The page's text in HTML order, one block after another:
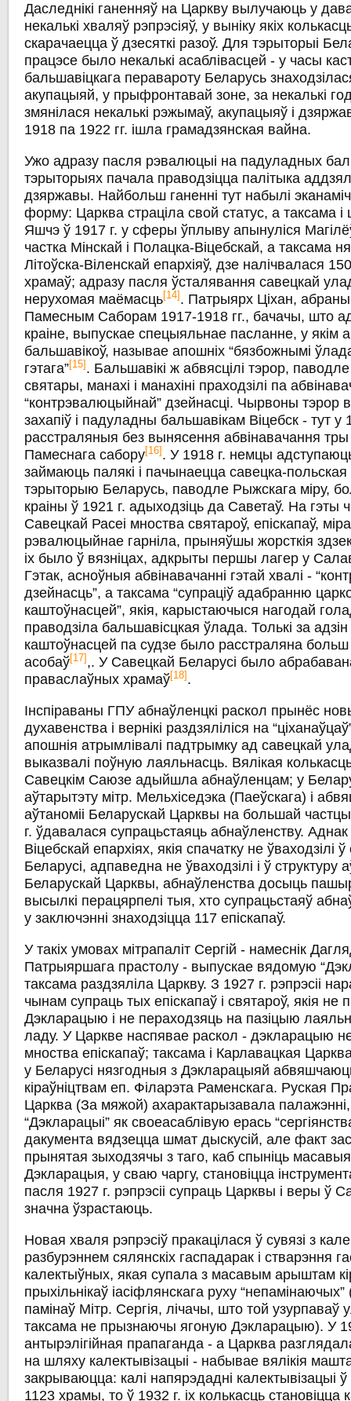
Даследнікі ганенняў на Царкву вылучаюць у
некалькі хваляў рэпрэсіяў, у выніку якіх
скарачаецца ў дзесяткі разоў. Для тэрыторыі
працэсе было некалькі асаблівасцей - у часы
бальшавіцкага перавароту Беларусь
акупацыяй, у прыфронтавай зоне, за некалькі
змянілася некалькі рэжымаў, акупацыяў і
1918 па 1922 гг. ішла грамадзянская вайна.
Ужо адразу пасля рэвалюцыі на падуладных
тэрыторыях пачала праводзіцца палітыка
дзяржавы. Найбольш ганенні тут набылі
форму: Царква страціла свой статус, а таксама
Яшчэ ў 1917 г. у сферы ўплыву апынуліся
частка Мінскай і Полацка-Віцебскай, а таксама
Літоўска-Віленскай епархіяў, дзе налічвалася
храмаў; адразу пасля ўсталявання савецкай
нерухомая маёмасць[14] . Патрыярх Ціхан,
Памесным Саборам 1917-1918 гг., бачачы, што
краіне, выпускае спецыяльнае пасланне, у якім
бальшавікоў, называе апошніх “бязбожнымі
гэтага”[15] . Бальшавікі ж абвясцілі тэрор,
святары, манахі і манахіні праходзілі па
“контрэвалюцыйнай” дзейнасці. Чырвоны тэрор
захапіў і падуладны бальшавікам Віцебск - тут у
расстраляныя без вынясення абвінавачання
Памеснага сабору[16] . У 1918 г. немцы
займаюць палякі і пачынаецца савецка-
тэрыторыю Беларусь, паводле Рыжскага міру,
краіны ў 1921 г. адыходзіць да Саветаў. На гэты
Савецкай Расеі мноства святароў, епіскапаў,
рэвалюцыйнае гарніла, прыняўшы жорсткія
іх было ў вязніцах, адкрыты першы лагер у
Гэтак, асноўныя абвінавачанні гэтай хвалі -
дзейнасць”, а таксама “супраціў адабранню
каштоўнасцей”, якія, карыстаючыся нагодай
праводзіла бальшавісцкая ўлада. Толькі за
каштоўнасцей па судзе было расстраляна
асобаў[17] ,. У Савецкай Беларусі было
праваслаўных храмаў[18] .
Інспіраваны ГПУ абнаўленцкі раскол прынёс
духавенства і вернікі раздзяліліся на
апошнія атрымлівалі падтрымку ад савецкай
выказвалі поўную лаяльнасць. Вялікая
Савецкім Саюзе адыйшла абнаўленцам; у
аўтарытэту мітр. Мельхіседэка (Паеўскага) і
аўтаноміі Беларускай Царквы на большай
г. ўдавалася супрацьстаяць абнаўленству. Аднак
Віцебскай епархіях, якія спачатку не ўваходзілі
Беларусі, адпаведна не ўваходзілі і ў структуру
Беларускай Царквы, абнаўленства досыць
высылкі перацярпелі тыя, хто супрацьстаяў
у заключэнні знаходзіцца 117 епіскапаў.
У такіх умовах мітрапаліт Сергій - намеснік
Патрыяршага прастолу - выпускае вядомую
таксама раздзяліла Царкву. З 1927 г. рэпрэсіі
чынам супраць тых епіскапаў і святароў, якія не
Дэкларацыю і не пераходзяць на пазіцыю
ладу. У Царкве наспявае раскол - дэкларацыю
мноства епіскапаў; таксама і Карлавацкая
у Беларусі нязгодныя з Дэкларацыяй
кіраўніцтвам еп. Філарэта Раменскага. Руская
Царква (За мяжой) ахарактарызавала
“Дэкларацыі” як своеасаблівую ерась
дакумента вядзецца шмат дыскусій, але факт
прынятая зыходзячы з таго, каб спыніць масавыя
Дэкларацыя, у сваю чаргу, становіцца
пасля 1927 г. рэпрэсіі супраць Царквы і веры ў
значна ўзрастаюць.
Новая хваля рэпрэсіў пракацілася ў сувязі з
разбурэннем сялянскіх гаспадарак і стварэння
калектыўных, якая супала з масавым арыштам
прыхільнікаў іасіфлянскага руху
памінаў Мітр. Сергія, лічачы, што той узурпаваў
таксама не прызнаючы ягоную Дэкларацыю). У
антырэлігійная прапаганда - а Царква
на шляху калектывізацыі - набывае вялікія
закрываюцца: калі напярэдадні калектывізацыі
1123 храмы, то ў 1932 г. іх колькасць становіцца